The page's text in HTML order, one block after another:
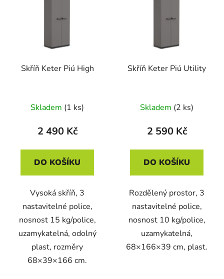
Skříň Keter Piú High
Skladem (1 ks)
2 490 Kč
DO KOŠÍKU
Vysoká skříň, 3
nastavitelné police,
nosnost 15 kg/police,
uzamykatelná, odolný
plast, rozměry
68×39×166 cm.
Skříň Keter Piú Utility
Skladem (2 ks)
2 590 Kč
DO KOŠÍKU
Rozdělený prostor, 3
nastavitelné police,
nosnost 10 kg/police,
uzamykatelná,
68×166×39 cm, plast.